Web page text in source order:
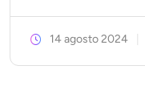
14 agosto 2024